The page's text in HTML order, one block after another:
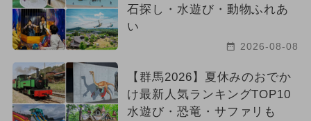
石探し・水遊び・動物ふれあ
い
2026-08-08
【群馬2026】夏休みのおでか
け最新人気ランキングTOP10
水遊び・恐竜・サファリも